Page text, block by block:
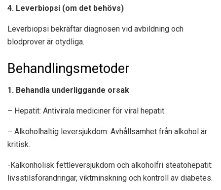
4. Leverbiopsi (om det behövs)
Leverbiopsi bekräftar diagnosen vid avbildning och
blodprover är otydliga.
Behandlingsmetoder
1. Behandla underliggande orsak
– Hepatit: Antivirala mediciner för viral hepatit.
– Alkoholhaltig leversjukdom: Avhållsamhet från alkohol är
kritisk.
-Kalkonholisk fettleversjukdom och alkoholfri steatohepatit:
livsstilsförändringar, viktminskning och kontroll av diabetes.